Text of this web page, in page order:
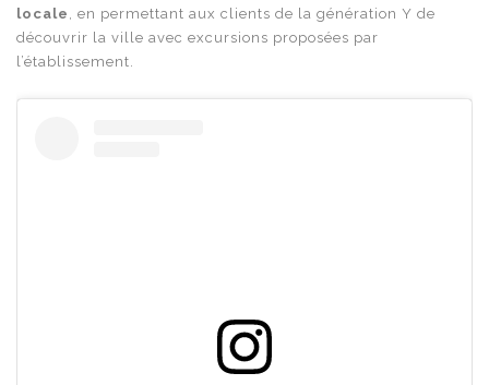
locale , en permettant aux clients de la génération Y de
découvrir la ville avec excursions proposées par
l’établissement.